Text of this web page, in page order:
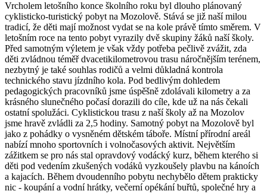
Vrcholem letošního konce školního roku byl dlouho plánovaný
cyklisticko-turistický pobyt na Mozolově. Stává se již naší milou
tradicí, že děti mají možnost vydat se na kole právě tímto směrem. V
letošním roce na tento pobyt vyrazily dvě skupiny žáků naší školy.
Před samotným výletem je však vždy potřeba pečlivě zvážit, zda
děti zvládnou téměř dvacetikilometrovou trasu náročnějším terénem,
nezbytný je také souhlas rodičů a velmi důkladná kontrola
technického stavu jízdního kola. Pod bedlivým dohledem
pedagogických pracovníků jsme úspěšně zdolávali kilometry a za
krásného slunečného počasí dorazili do cíle, kde už na nás čekali
ostatní spolužáci. Cyklistickou trasu z naší školy až na Mozolov
jsme hravě zvládli za 2,5 hodiny. Samotný pobyt na Mozolově byl
jako z pohádky o vysněném dětském táboře. Místní přírodní areál
nabízí mnoho sportovních i volnočasových aktivit. Největším
zážitkem se pro nás stal opravdový vodácký kurz, během kterého si
děti pod vedením zkušených vodáků vyzkoušely plavbu na kánoích
a kajacích. Během dvoudenního pobytu nechybělo dětem prakticky
nic - koupání a vodní hrátky, večerní opékání buřtů, společné hry a